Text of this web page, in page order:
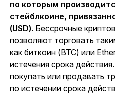
по которым
стейблкоине,
(USD). Бессрочные
позволяют торговать
как биткоин (BTC) или
истечения срока
покупать или продавать
по истечении срока